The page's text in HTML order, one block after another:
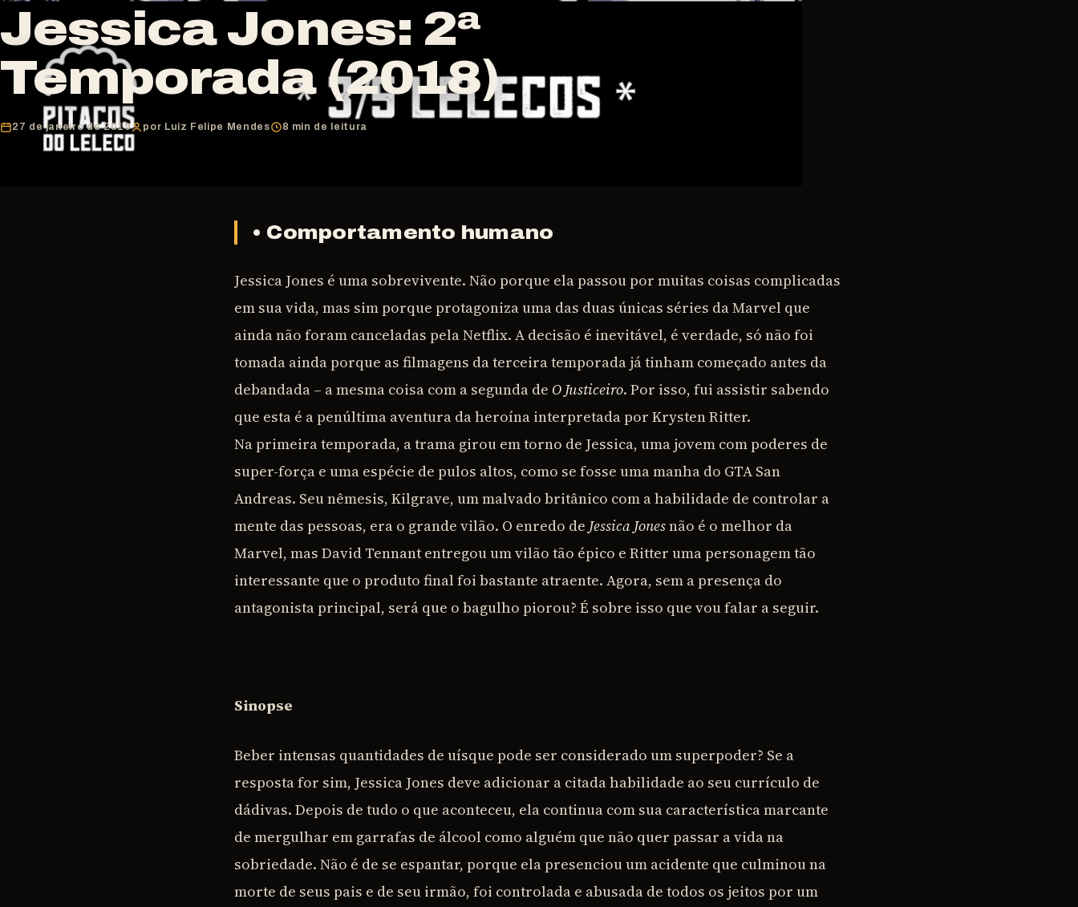
Jessica Jones: 2ª
Temporada (2018)
27 de janeiro de 2019 por Luiz Felipe Mendes 8 min de leitura
• Comportamento humano
Jessica Jones é uma sobrevivente. Não porque ela passou por muitas coisas complicadas
em sua vida, mas sim porque protagoniza uma das duas únicas séries da Marvel que
ainda não foram canceladas pela Netflix. A decisão é inevitável, é verdade, só não foi
tomada ainda porque as filmagens da terceira temporada já tinham começado antes da
debandada – a mesma coisa com a segunda de O Justiceiro. Por isso, fui assistir sabendo
que esta é a penúltima aventura da heroína interpretada por Krysten Ritter.
Na primeira temporada, a trama girou em torno de Jessica, uma jovem com poderes de
super-força e uma espécie de pulos altos, como se fosse uma manha do GTA San
Andreas. Seu nêmesis, Kilgrave, um malvado britânico com a habilidade de controlar a
mente das pessoas, era o grande vilão. O enredo de Jessica Jonesnão é o melhor da
Marvel, mas David Tennant entregou um vilão tão épico e Ritter uma personagem tão
interessante que o produto final foi bastante atraente. Agora, sem a presença do
antagonista principal, será que o bagulho piorou? É sobre isso que vou falar a seguir.
Sinopse
Beber intensas quantidades de uísque pode ser considerado um superpoder? Se a
resposta for sim, Jessica Jones deve adicionar a citada habilidade ao seu currículo de
dádivas. Depois de tudo o que aconteceu, ela continua com sua característica marcante
de mergulhar em garrafas de álcool como alguém que não quer passar a vida na
sobriedade. Não é de se espantar, porque ela presenciou um acidente que culminou na
morte de seus pais e de seu irmão, foi controlada e abusada de todos os jeitos por um